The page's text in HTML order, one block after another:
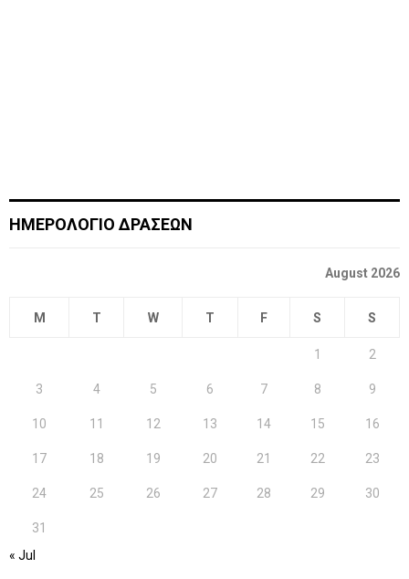
ΗΜΕΡΟΛΟΓΙΟ ΔΡΑΣΕΩΝ
August 2026
M T W T F S S
1 2
3 4 5 6 7 8 9
10 11 12 13 14 15 16
17 18 19 20 21 22 23
24 25 26 27 28 29 30
31
« Jul